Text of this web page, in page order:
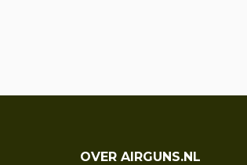
OVER AIRGUNS.NL